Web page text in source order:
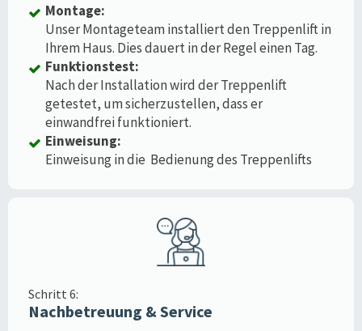
Montage:
Unser Montageteam installiert den Treppenlift in
Ihrem Haus. Dies dauert in der Regel einen Tag.
Funktionstest:
Nach der Installation wird der Treppenlift
getestet, um sicherzustellen, dass er
einwandfrei funktioniert.
Einweisung:
Einweisung in die Bedienung des Treppenlifts
Schritt 6:
Nachbetreuung & Service